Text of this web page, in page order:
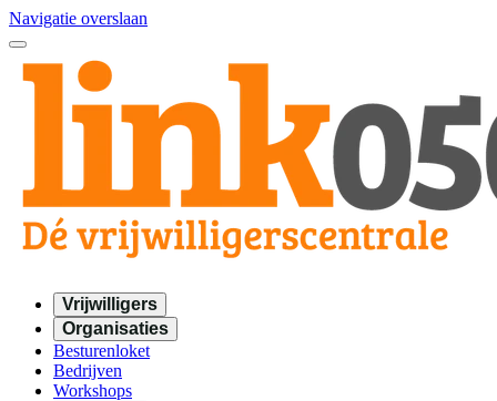
Navigatie overslaan
Vrijwilligers
Organisaties
Besturenloket
Bedrijven
Workshops